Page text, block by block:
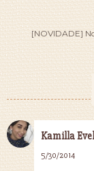
[NOVIDADE]
Kamilla
5/30/2014